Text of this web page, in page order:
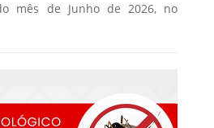
mês de Junho de 2026, no